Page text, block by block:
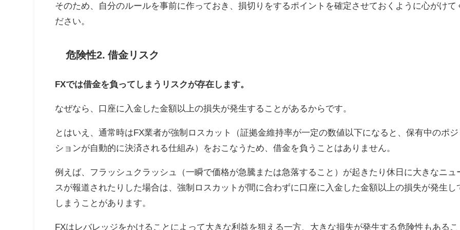
そのため、自分のルールを事前に作っておき、損切りをするポイントを確定させておくように心がけて
ださい。
危険性2. 借金リスク
FXでは借金を負ってしまうリスクが存在します。
なぜなら、口座に入金した金額以上の損失が発生することがあるからです。
とはいえ、通常時はFX業者が強制ロスカット（証拠金維持率が一定の数値以下になると、保有中のポジ
ションが自動的に決済される仕組み）をおこなうため、借金を負うことはありません。
例えば、フラッシュクラッシュ（一瞬で価格が急騰または急落すること）が起きたり休日に大きなニュ
スが報道されたりした場合は、強制ロスカットが間に合わずに口座に入金した金額以上の損失が発生し
しまうことがあります。
FXはレバレッジをかけることによって大きな利益を狙える一方、大きな損失が発生する危険性もあるこ